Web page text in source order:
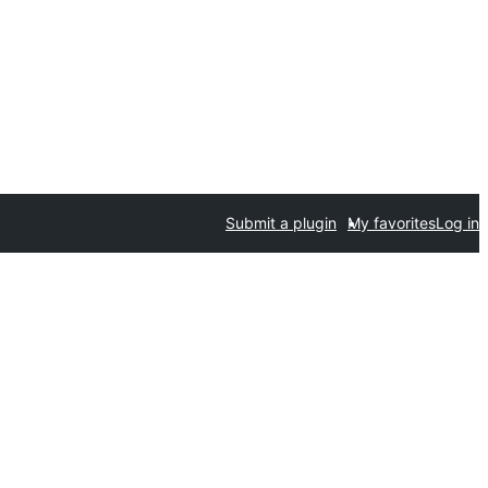
Submit a plugin My favoritesLog in